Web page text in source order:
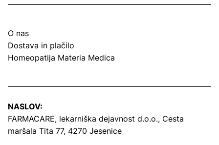
O nas
Dostava in plačilo
Homeopatija Materia Medica
NASLOV:
FARMACARE, lekarniška dejavnost d.o.o., Cesta
maršala Tita 77, 4270 Jesenice